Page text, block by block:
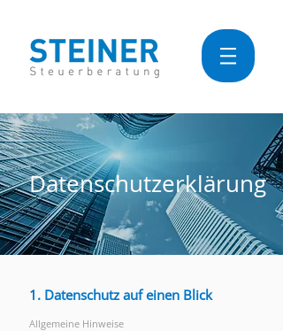
Datenschutzerklärung
1. Datenschutz auf einen Blick
Allgemeine Hinweise